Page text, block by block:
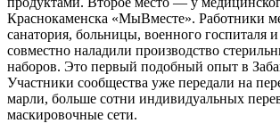
Краснокаменска «МыВместе». Работники
санатория, больницы, военного госпиталя
совместно наладили производство
наборов. Это первый подобный опыт в
Участники сообщества уже передали на
марли, больше сотни индивидуальных
маскировочные сети.